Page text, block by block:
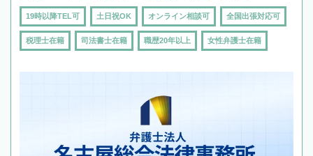
19時以降TEL可 土日祝OK オンライン相談可 全国出張対応可
税理士在籍 司法書士在籍 職歴20年以上 女性弁護士在籍